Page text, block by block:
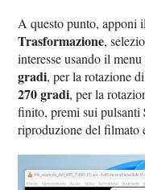
A questo punto, apponi
Trasformazione,
interesse usando il
gradi, per la rotazione
270 gradi, per la
finito, premi sui pulsanti
riproduzione del filmato